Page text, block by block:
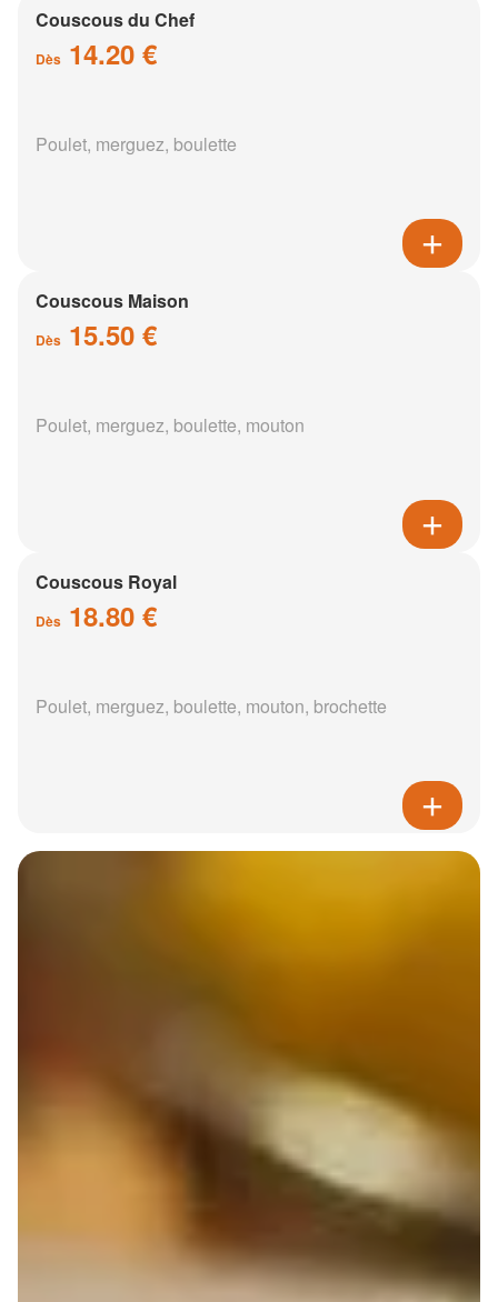
Couscous du Chef
Dès 14.20 €
Poulet, merguez, boulette
Couscous Maison
Dès 15.50 €
Poulet, merguez, boulette, mouton
Couscous Royal
Dès 18.80 €
Poulet, merguez, boulette, mouton, brochette